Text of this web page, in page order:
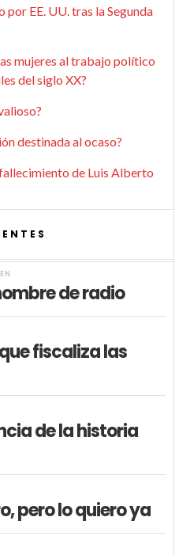
EE. UU. tras la Segunda
mujeres al trabajo político
del siglo XX?
destinada al ocaso?
de Luis Alberto
EN
de radio
fiscaliza las
de la historia
pero lo quiero ya